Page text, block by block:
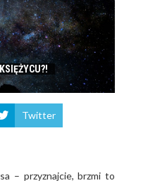
Twitter
– przyznajcie, brzmi to